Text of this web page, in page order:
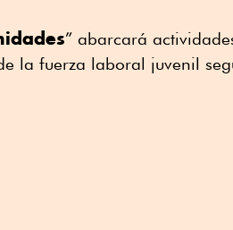
” abarcará
la fuerza laboral juvenil